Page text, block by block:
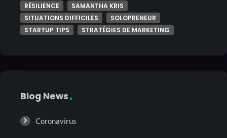
RÉSILIENCE
SAMANTHA KRIS
SITUATIONS DIFFICILES
SOLOPRENEUR
STARTUP TIPS
STRATÉGIES DE MARKETING
Blog News
Coronavirus